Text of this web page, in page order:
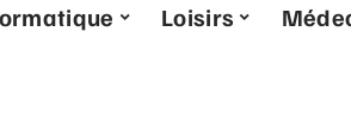
Loisirs